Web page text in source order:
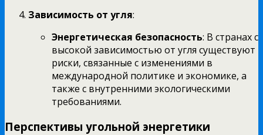
Зависимость от угля:
Энергетическая безопасность: В странах с
высокой зависимостью от угля существуют
риски, связанные с изменениями в
международной политике и экономике, а
также с внутренними экологическими
требованиями.
Перспективы угольной энергетики